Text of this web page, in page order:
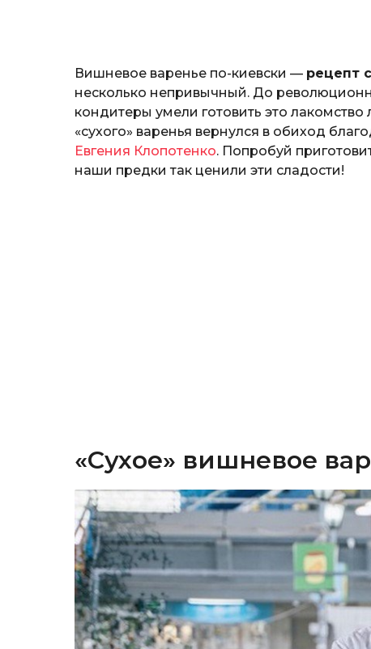
Вишневое варенье по-киевски — рецепт
несколько непривычный. До
кондитеры умели готовить это
«сухого» варенья вернулся в обиход
Евгения Клопотенко. Попробуй
наши предки так ценили эти сладости!
«Сухое» вишневое